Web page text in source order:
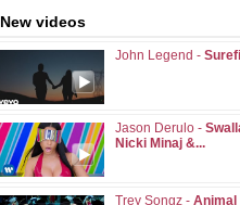
New videos
John Legend -
Jason Derulo -
Nicki Minaj &...
Trey Songz - Animal